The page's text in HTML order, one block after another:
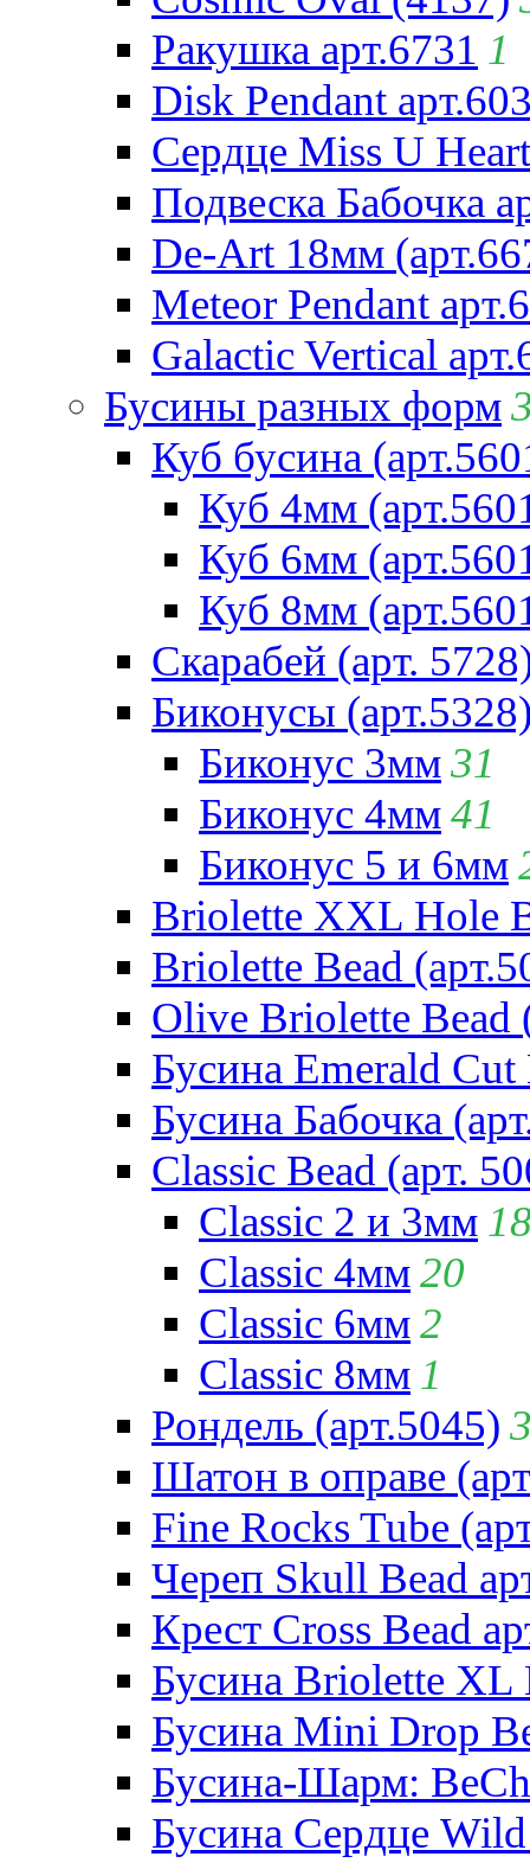
Ракушка арт.6731 1
Disk Pendant
Сердце Miss U
Подвеска Бабочка
De-Art 18мм
Meteor Pendant
Galactic Vertical
Бусины разных форм
Куб бусина
Куб 4мм
Куб 6мм
Куб 8мм
Скарабей (арт.
Биконусы
Биконус 3мм31
Биконус 4мм41
Биконус 5 и 6мм
Briolette XXL Hole
Briolette Bead
Olive Briolette Bead
Бусина Emerald Cut
Бусина Бабочка
Classic Bead (арт.
Classic 2 и 3мм
Classic 4мм20
Classic 6мм2
Classic 8мм 1
Рондель (арт.5045)
Шатон в оправе
Fine Rocks Tube
Череп Skull Bead
Крест Cross Bead
Бусина Briolette XL
Бусина Mini Drop
Бусина-Шарм:
Бусина Сердце